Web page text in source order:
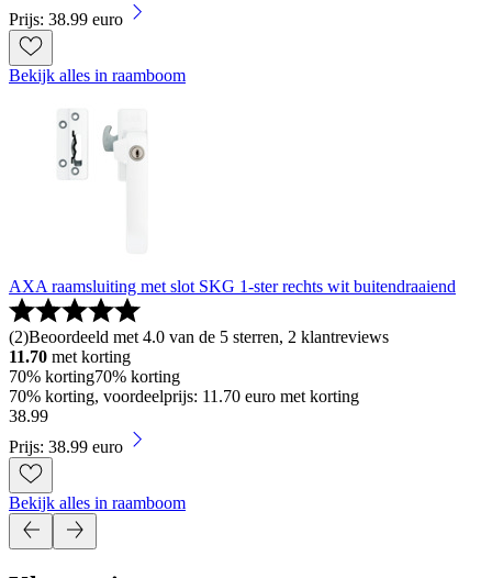
Prijs: 38.99 euro
Bekijk alles in raamboom
AXA raamsluiting met slot SKG 1-ster rechts wit buitendraaiend
(2)Beoordeeld met 4.0 van de 5 sterren, 2 klantreviews
11.70 met korting
70% korting70% korting
70% korting, voordeelprijs: 11.70 euro met korting
38.99
Prijs: 38.99 euro
Bekijk alles in raamboom